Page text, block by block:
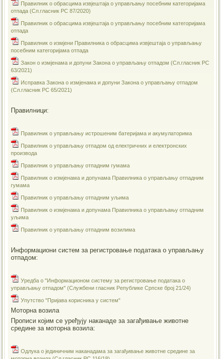
Правилник о обрасцима извјештаја о управљању посебним категоријама
отпада (Сл.гласник РС 87/2020)
Правилник о обрасцима извјештаја о управљању посебним категоријама
отпада
Правилник о измјени Правилника о обрасцима извјештаја о управљању
посебним категоријама отпада
Закон о измјенама и допуни Закона о управљању отпадом (Сл.гласник РС
63/2021)
Исправка Закона о измјенама и допуни Закона о управљању отпадом
(Сл.гласник РС 65/2021)
Правилници:
Правилник о управљању истрошеним батеријама и акумулаторима
Правилник о управљању отпадом од електричних и електронских
производа
Правилник о управљању отпадним гумама
Правилник о измјенама и допунама Правилника о управљању отпадним
гумама
Правилник о управљању отпадним уљима
Правилник о измјенама и допунама Правилника о управљању отпадним
уљима
Правилник о управљању отпадним возилима
Информациони систем за регистровање података о управљању
отпадом:
Уредба о "Информационом систему за регистровање података о
управљању отпадом" (Службени гласник Републике Српске број 21/24)
Упутство "Пријава корисника у систем"
Моторна возила
Прописи којим се уређују наканаде за загађивање животне
средине за моторна возила:
Одлука о јединичним наканадама за загађивање животне средине за